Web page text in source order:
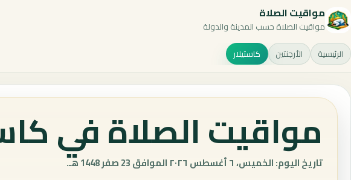
مواقيت الصلاة
مواقيت الصلاة حسب المدينة والدولة
الرئيسية الأرجنتين كاستيلار
مواقيت الصلاة في
تاريخ اليوم: الخميس، ٦ أغسطس ٢٠٢٦ الموافق 23 صفر 1448 هـ.